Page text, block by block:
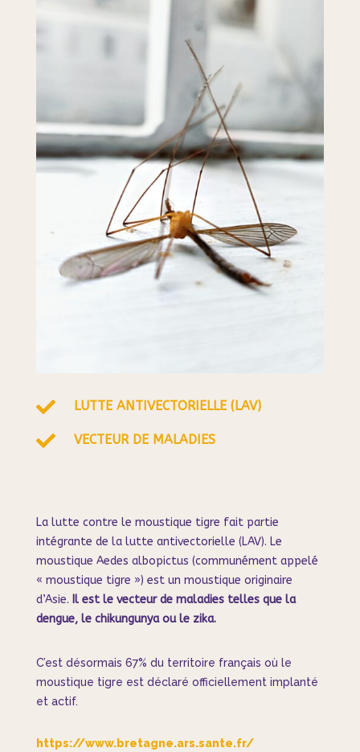
 LUTTE ANTIVECTORIELLE (LAV)
 VECTEUR DE MALADIES
La lutte contre le moustique tigre fait partie
intégrante de la lutte antivectorielle (LAV). Le
moustique Aedes albopictus (communément appelé
« moustique tigre ») est un moustique originaire
d’Asie. Il est le vecteur de maladies telles que la
dengue, le chikungunya ou le zika.
C’est désormais 67% du territoire français où le
moustique tigre est déclaré officiellement implanté
et actif.
https://www.bretagne.ars.sante.fr/